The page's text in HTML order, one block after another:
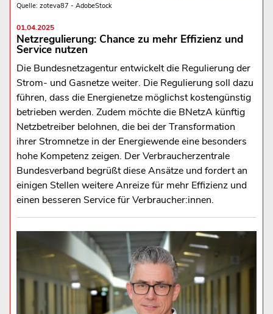
Quelle: zoteva87 - AdobeStock
01.04.2025
Netzregulierung: Chance zu mehr Effizienz und
Service nutzen
Die Bundesnetzagentur entwickelt die Regulierung der
Strom- und Gasnetze weiter. Die Regulierung soll dazu
führen, dass die Energienetze möglichst kostengünstig
betrieben werden. Zudem möchte die BNetzA künftig
Netzbetreiber belohnen, die bei der Transformation
ihrer Stromnetze in der Energiewende eine besonders
hohe Kompetenz zeigen. Der Verbraucherzentrale
Bundesverband begrüßt diese Ansätze und fordert an
einigen Stellen weitere Anreize für mehr Effizienz und
einen besseren Service für Verbraucher:innen.